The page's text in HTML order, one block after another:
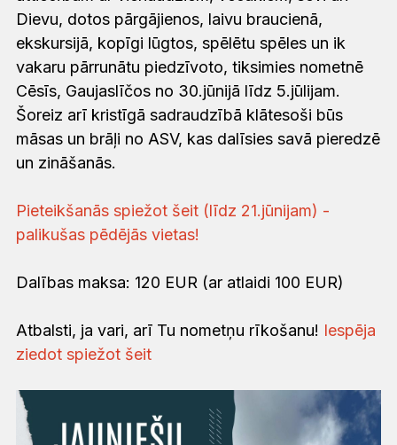
Dievu, dotos pārgājienos, laivu braucienā,
ekskursijā, kopīgi lūgtos, spēlētu spēles un ik
vakaru pārrunātu piedzīvoto, tiksimies nometnē
Cēsīs, Gaujaslīčos no 30.jūnijā līdz 5.jūlijam.
Šoreiz arī kristīgā sadraudzībā klātesoši būs
māsas un brāļi no ASV, kas dalīsies savā pieredzē
un zināšanās.
Pieteikšanās spiežot šeit (līdz 21.jūnijam) -
palikušas pēdējās vietas!
Dalības maksa: 120 EUR (ar atlaidi 100 EUR)
Atbalsti, ja vari, arī Tu nometņu rīkošanu! Iespēja
ziedot spiežot šeit